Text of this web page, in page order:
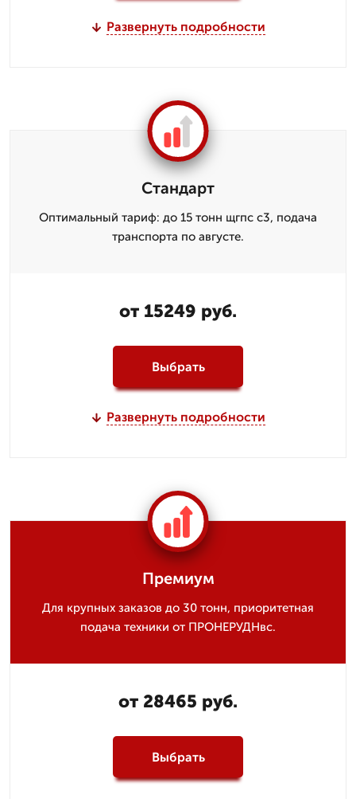
Развернуть подробности
Стандарт
Оптимальный тариф: до 15 тонн щгпс с3, подача
транспорта по августе.
от 15249 руб.
Выбрать
Развернуть подробности
Премиум
Для крупных заказов до 30 тонн, приоритетная
подача техники от ПРОНЕРУДНвс.
от 28465 руб.
Выбрать